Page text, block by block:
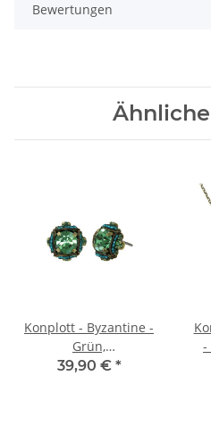
Bewertungen
Konplott - Byzantine -
Grün,
Antikmessing/dunkles
39,90 € *
-